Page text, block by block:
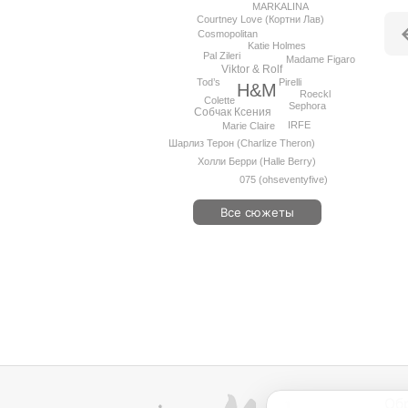
H&M
Viktor & Rolf
Собчак Ксения
Marie Claire
Pirelli
Pal Zileri
Tod’s
Katie Holmes
Шарлиз Терон (Charlize Theron)
Cosmopolitan
Courtney Love (Кортни Лав)
Colette
Холли Берри (Halle Berry)
Sephora
Madame Figaro
MARKALINA
IRFE
Roeckl
075 (ohseventyfive)
Все сюжеты